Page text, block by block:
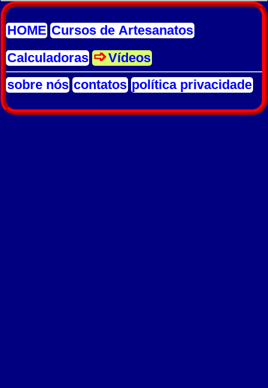
HOME Cursos de Artesanatos
Calculadoras
Vídeos
sobre nós contatos política privacidade